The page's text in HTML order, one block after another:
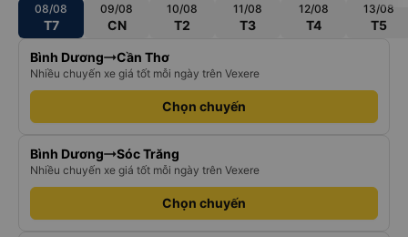
08/08
T7
09/08
CN
10/08
T2
11/08
T3
12/08
T4
13/08
T5
Bình Dương Cần Thơ
Nhiều chuyến xe giá tốt mỗi ngày trên Vexere
Chọn chuyến
Bình Dương Sóc Trăng
Nhiều chuyến xe giá tốt mỗi ngày trên Vexere
Chọn chuyến